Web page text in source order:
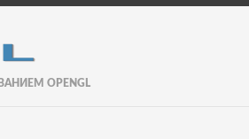
OPENGL